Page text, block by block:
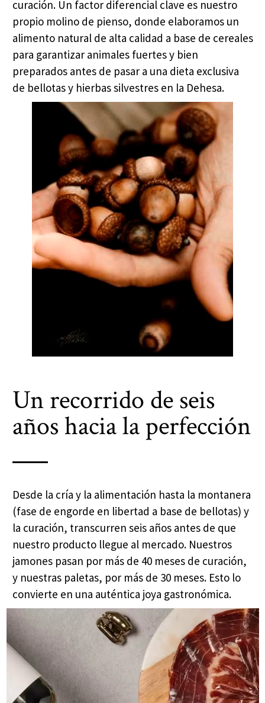
curación. Un factor diferencial clave es nuestro
propio molino de pienso, donde elaboramos un
alimento natural de alta calidad a base de cereales
para garantizar animales fuertes y bien
preparados antes de pasar a una dieta exclusiva
de bellotas y hierbas silvestres en la Dehesa.
Un recorrido de seis
años hacia la perfección
Desde la cría y la alimentación hasta la montanera
(fase de engorde en libertad a base de bellotas) y
la curación, transcurren seis años antes de que
nuestro producto llegue al mercado. Nuestros
jamones pasan por más de 40 meses de curación,
y nuestras paletas, por más de 30 meses. Esto lo
convierte en una auténtica joya gastronómica.